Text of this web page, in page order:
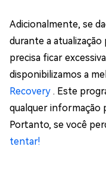
Adicionalmente, se
durante a atualização
precisa ficar
disponibilizamos a
Recovery . Este
qualquer informação
Portanto, se você
tentar!